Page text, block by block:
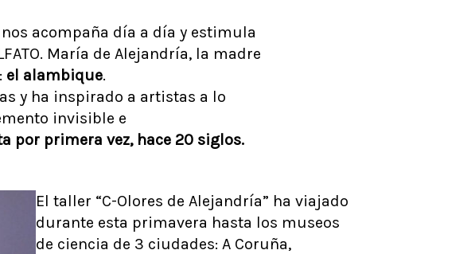
acompaña día a día y estimula
María de Alejandría, la madre
el alambique.
y ha inspirado a artistas a lo
invisible e
por primera vez, hace 20 siglos.
El taller “C-Olores de Alejandría” ha viajado
durante esta primavera hasta los museos
de ciencia de 3 ciudades: A Coruña,